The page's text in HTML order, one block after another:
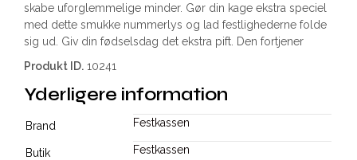
skabe uforglemmelige minder. Gør din kage ekstra speciel
med dette smukke nummerlys og lad festlighederne folde
sig ud. Giv din fødselsdag det ekstra pift. Den fortjener
Produkt ID. 10241
Yderligere information
Brand Festkassen
Butik Festkassen